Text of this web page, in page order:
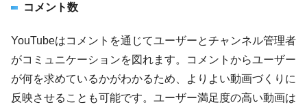
コメント数
YouTubeはコメントを通じてユーザーとチャンネル管理者
がコミュニケーションを図れます。コメントからユーザー
が何を求めているかがわかるため、よりよい動画づくりに
反映させることも可能です。ユーザー満足度の高い動画は